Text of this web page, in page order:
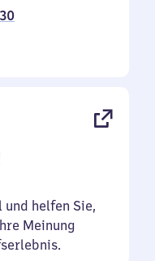
helfen Sie,
Meinung